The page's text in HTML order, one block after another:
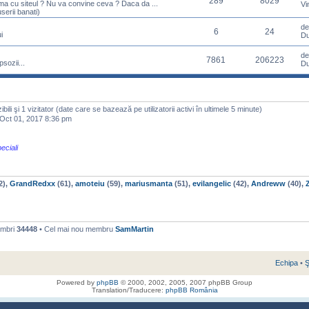
cu siteul ? Nu va convine ceva ? Daca da ...
banati)
6 24
7861 206223
şi 1 vizitator (date care se bazează pe utilizatorii activi în ultimele 5 minute)
01, 2017 8:36 pm
GrandRedxx (61), amoteiu (59), mariusmanta (51), evilangelic (42), Andreww (40),
34448 • Cel mai nou membru SamMartin
Echipa •
Powered by phpBB © 2000, 2002, 2005, 2007 phpBB Group
Translation/Traducere: phpBB România